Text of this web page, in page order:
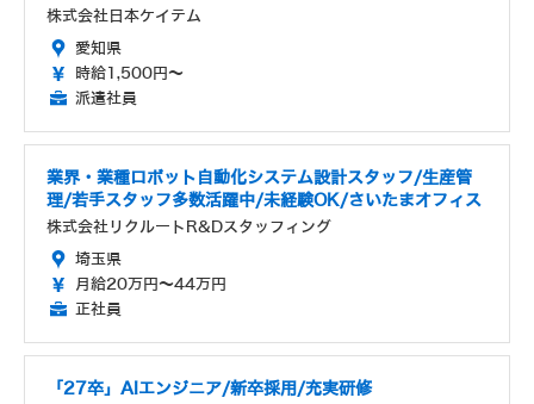
株式会社日本ケイテム
愛知県
時給1,500円～
派遣社員
業界・業種ロボット自動化システム設計スタッフ/生産管
理/若手スタッフ多数活躍中/未経験OK/さいたまオフィス
株式会社リクルートR&Dスタッフィング
埼玉県
月給20万円～44万円
正社員
「27卒」AIエンジニア/新卒採用/充実研修